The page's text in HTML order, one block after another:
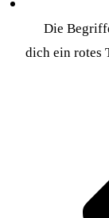
Die
dich ein rotes